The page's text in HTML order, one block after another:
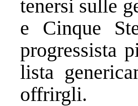
tenersi sulle
e Cinque
progressista
lista
offrirgli.